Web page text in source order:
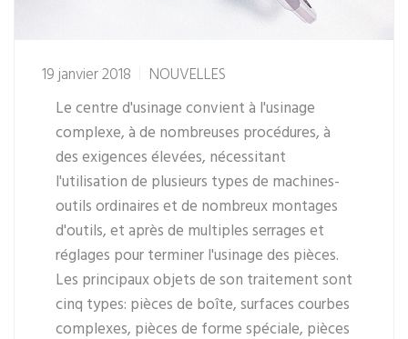
19 janvier 2018
NOUVELLES
Le centre d'usinage convient à l'usinage
complexe, à de nombreuses procédures, à
des exigences élevées, nécessitant
l'utilisation de plusieurs types de machines-
outils ordinaires et de nombreux montages
d'outils, et après de multiples serrages et
réglages pour terminer l'usinage des pièces.
Les principaux objets de son traitement sont
cinq types: pièces de boîte, surfaces courbes
complexes, pièces de forme spéciale, pièces